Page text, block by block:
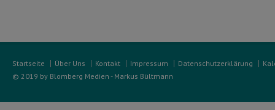
Startseite Über Uns Kontakt Impressum Datenschutzerklärung
© 2019 by Blomberg Medien - Markus Bültmann